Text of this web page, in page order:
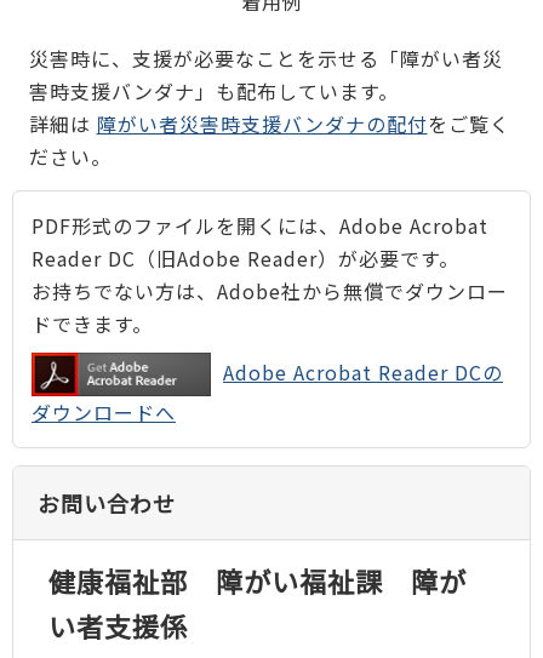
災害時に、支援が必要なことを示せる「障がい者災
害時支援バンダナ」も配布しています。
詳細は 障がい者災害時支援バンダナの配付をご覧く
ださい。
PDF形式のファイルを開くには、Adobe Acrobat
Reader DC（旧Adobe Reader）が必要です。
お持ちでない方は、Adobe社から無償でダウンロー
ドできます。
Adobe Acrobat Reader DCの
ダウンロードへ
お問い合わせ
健康福祉部 障がい福祉課 障が
い者支援係